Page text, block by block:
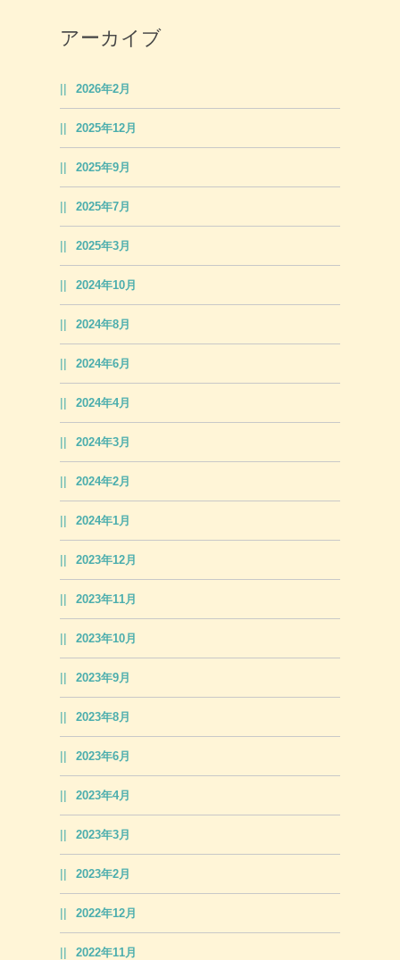
アーカイブ
2026年2月
2025年12月
2025年9月
2025年7月
2025年3月
2024年10月
2024年8月
2024年6月
2024年4月
2024年3月
2024年2月
2024年1月
2023年12月
2023年11月
2023年10月
2023年9月
2023年8月
2023年6月
2023年4月
2023年3月
2023年2月
2022年12月
2022年11月